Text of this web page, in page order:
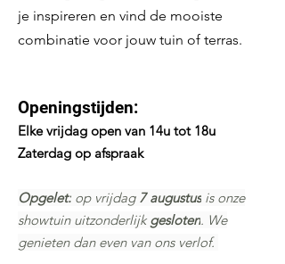
je inspireren en vind de mooiste
combinatie voor jouw tuin of terras.
Openingstijden:
Elke vrijdag open van 14u tot 18u
Zaterdag op afspraak
Opgelet: op vrijdag 7 augustus is onze
showtuin uitzonderlijk gesloten. We
genieten dan even van ons verlof.